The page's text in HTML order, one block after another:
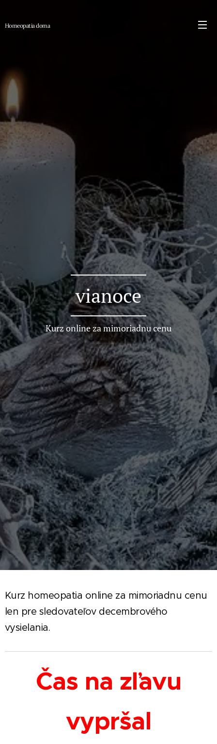
Homeopatiadoma
vianoce
Kurz online za mimoriadnu cenu
Kurz homeopatia online za mimoriadnu cenu
len pre sledovateľov decembrového
vysielania.
Čas na zľavu
vypršal